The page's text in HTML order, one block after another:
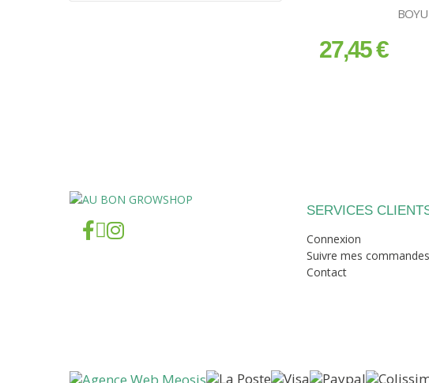
BOYU
prix
27,45 €
SERVICES
Connexion
Suivre mes commandes
Contact